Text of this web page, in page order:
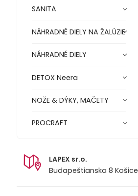
SANITA
NÁHRADNÉ DIELY NA ŽALÚZIE
NÁHRADNÉ DIELY
DETOX Neera
NOŽE & DÝKY, MAČETY
PROCRAFT
LAPEX sr.o.
Budapeštianska 8 Košice